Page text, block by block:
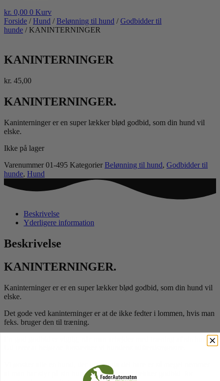
kr. 0,00 0 Kurv
Forside /Hund /Belønning til hund /Godbidder til
hunde / KANINTERNINGER
KANINTERNINGER
kr. 45,00
KANINTERNINGER.
Kaninterninger er en super lækker blød godbid, som din hund vil
elske.
Ikke på lager
Varenummer 01-495 Kategorier Belønning til hund, Godbidder til
hunde, Hund
Beskrivelse
Yderligere information
Beskrivelse
KANINTERNINGER.
Kaninterninger er er en super lækker blød godbid, som din hund vil
elske.
Det gode ved kaninterninger er at de ikke fedter i lommen, hvis man
feks. bruger den til træning.
En god godbid er vigtig, når man arbejder med træning af sin hund.
Vi ønsker alle en hund, der lystrer, da det bare er så meget nemmer
at man har styr på sin hund. og jo mere en lækker godbid for